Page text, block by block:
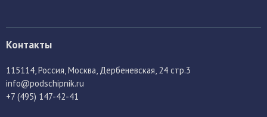
Контакты
115114 , Россия, Москва, Дербеневская, 24 стр.3
info@podschipnik.ru
+7 (495) 147-42-41